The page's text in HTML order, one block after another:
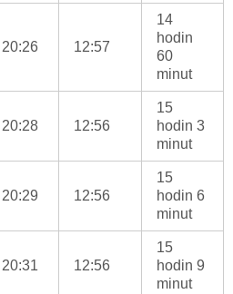
20:26 12:57
14
hodin
60
minut
20:28 12:56
15
hodin 3
minut
20:29 12:56
15
hodin 6
minut
20:31 12:56
15
hodin 9
minut